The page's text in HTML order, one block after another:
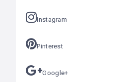
Instagram
Pinterest
Google+